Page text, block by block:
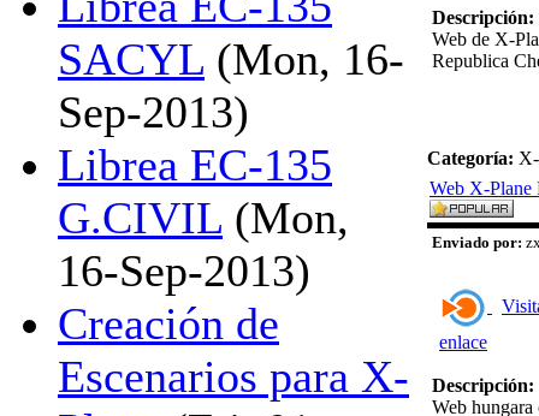
SACYL (Mon, 16-
Sep-2013)
Librea EC-135
G.CIVIL (Mon,
16-Sep-2013)
Creación de
Escenarios para X-
Descripción:
Web de X-
Republica
Categoría:
Web X-Plane
Enviado por:
enlace
Descripción:
Web hungara